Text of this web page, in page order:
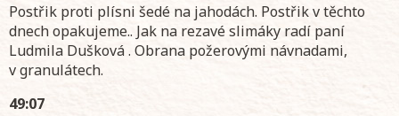
Postřik proti plísni šedé na jahodách. Postřik v těchto
dnech opakujeme.. Jak na rezavé slimáky radí paní
Ludmila Dušková . Obrana požerovými návnadami,
v granulátech.
49:07